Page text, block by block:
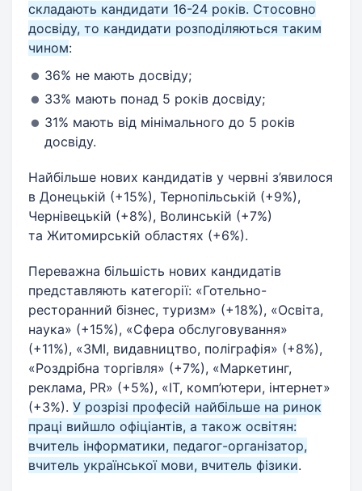
складають кандидати 16-24 років. Стосовно
досвіду, то кандидати розподіляються таким
чином:
36% не мають досвіду;
33% мають понад 5 років досвіду;
31% мають від мінімального до 5 років
досвіду.
Найбільше нових кандидатів у червні з’явилося
в Донецькій (+15%), Тернопільській (+9%),
Чернівецькій (+8%), Волинській (+7%)
та Житомирській областях (+6%).
Переважна більшість нових кандидатів
представляють категорії: «Готельно-
ресторанний бізнес, туризм» (+18%), «Освіта,
наука» (+15%), «Сфера обслуговування»
(+11%), «ЗМІ, видавництво, поліграфія» (+8%),
«Роздрібна торгівля» (+7%), «Маркетинг,
реклама, PR» (+5%), «IT, комп’ютери, інтернет»
(+3%). У розрізі професій найбільше на ринок
праці вийшло офіціантів, а також освітян:
вчитель інформатики, педагог-організатор,
вчитель української мови, вчитель фізики.